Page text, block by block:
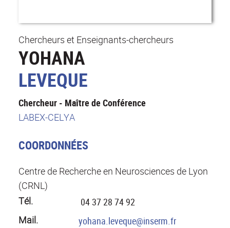
Chercheurs et Enseignants-chercheurs
YOHANA
LEVEQUE
Chercheur - Maître de Conférence
LABEX-CELYA
COORDONNÉES
Centre de Recherche en Neurosciences de Lyon
(CRNL)
Tél.
04 37 28 74 92
Mail.
yohana.leveque@inserm.fr